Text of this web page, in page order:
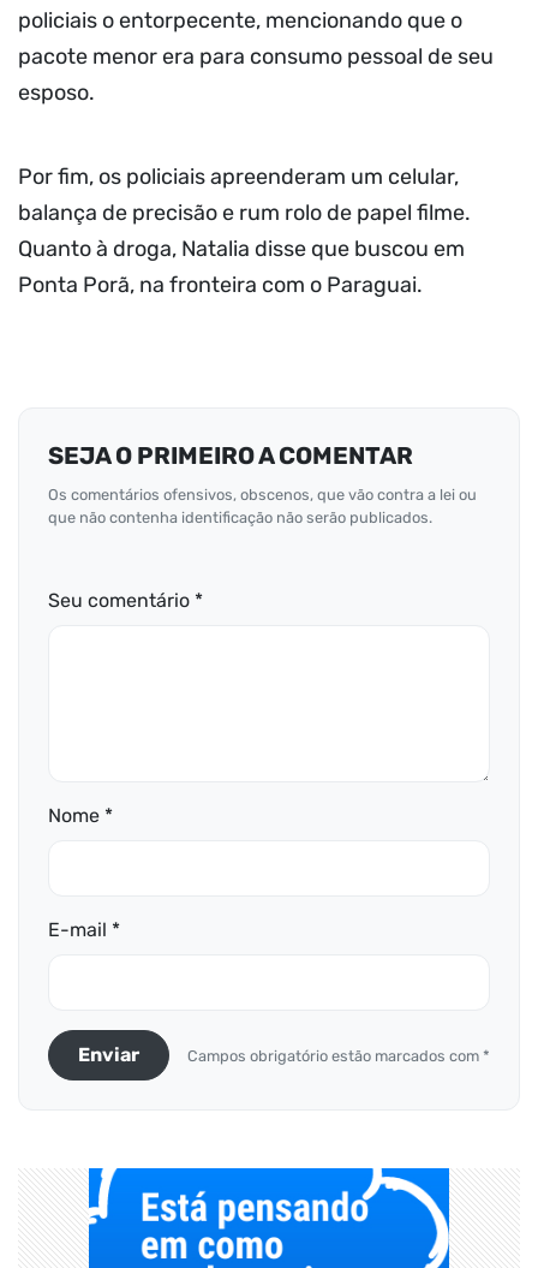
policiais o entorpecente, mencionando que o
pacote menor era para consumo pessoal de seu
esposo.
Por fim, os policiais apreenderam um celular,
balança de precisão e rum rolo de papel filme.
Quanto à droga, Natalia disse que buscou em
Ponta Porã, na fronteira com o Paraguai.
SEJA O PRIMEIRO A COMENTAR
Os comentários ofensivos, obscenos, que vão contra a lei ou
que não contenha identificação não serão publicados.
Seu comentário *
Nome *
E-mail *
Enviar Campos obrigatório estão marcados com *